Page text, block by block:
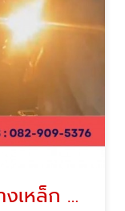
รับเชื่อมประกอบโครงสร้างเหล็ก อุตสาหกรรม ระยอง